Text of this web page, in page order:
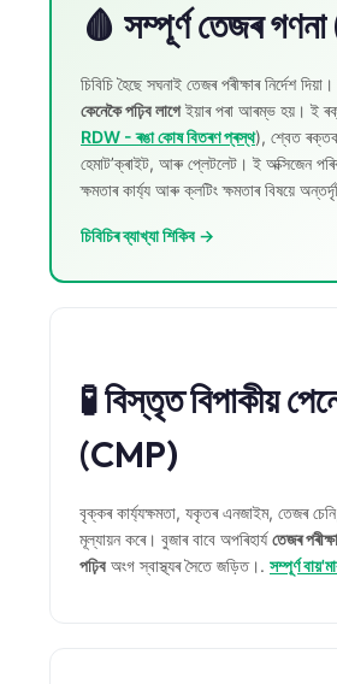
🩸 সম্পূৰ্ণ তেজৰ
চিবিচি হৈছে সঘনাই তেজৰ পৰীক্ষাৰ নিৰ্দেশ
কেনেকৈ পঢ়িব লাগেইয়াৰ পৰা আৰম্ভ হয়। ই
RDW - ৰঙা কোষ বিতৰণ প্ৰস্থ), শ্বেত
হেমাট’ক্ৰাইট, আৰু প্লেটলেট। ই অক্সিজেন
ক্ষমতাৰ কাৰ্য্য আৰু ক্লটিং ক্ষমতাৰ বিষয়ে
চিবিচিৰ ব্যাখ্যা শিকিব →
🧪 বিস্তৃত বিপাকীয়
(CMP)
বৃক্কৰ কাৰ্য্যক্ষমতা, যকৃতৰ এনজাইম, তেজৰ
মূল্যায়ন কৰে। বুজাৰ বাবে অপৰিহাৰ্যতেজৰ
পঢ়িব অংগ স্বাস্থ্যৰ সৈতে জড়িত।. সম্পূৰ্ণ